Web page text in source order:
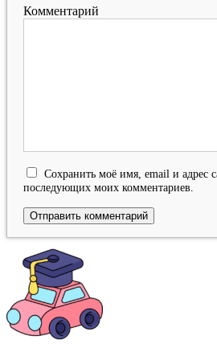
Комментарий
Сохранить моё имя, email и адрес
последующих моих комментариев.